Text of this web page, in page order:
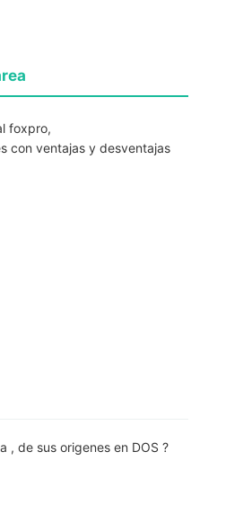
foxpro,
con ventajas y desventajas
, de sus origenes en DOS ?